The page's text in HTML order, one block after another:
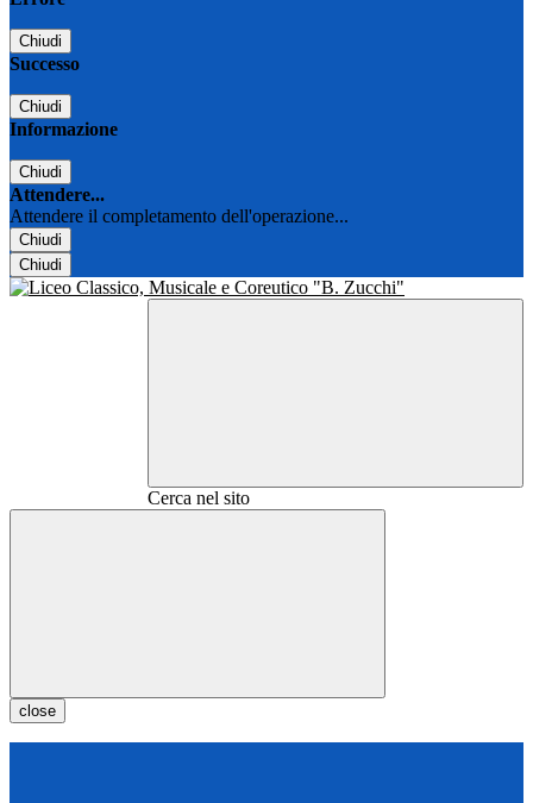
Chiudi
Successo
Chiudi
Informazione
Chiudi
Attendere...
Attendere il completamento dell'operazione...
Chiudi
Chiudi
Cerca nel sito
close